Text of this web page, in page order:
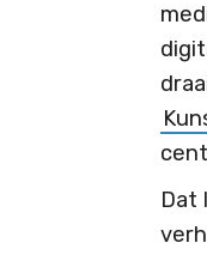
Dat